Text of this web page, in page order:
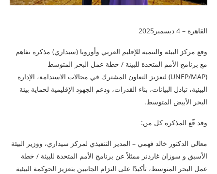
القاهرة – 4 ديسمبر2025
وقع مركز البيئة والتنمية للإقليم العربي وأوروبا (سيداري) مذكرة تفاهم
مع برنامج الأمم المتحدة للبيئة / خطة عمل البحر المتوسط
(UNEP/MAP) لتعزيز
التعاون المشترك في مجالات الاستدامة، الإدارة
البيئية، تبادل البيانات، بناء القدرات، ودعم الجهود الإقليمية لحماية بيئة
البحر الأبيض المتوسط.
وقد قّع المذكرة كل من:
معالي الدكتور خالد فهمي – المدير التنفيذي لمركز سيداري، ووزير البيئة
الأسبق و سوزان غاردنر ممثلاً عن برنامج الأمم المتحدة للبيئة / خطة
عمل البحر المتوسط، تأكيدًا على التزام الجانبين بتعزيز الحوكمة البيئية